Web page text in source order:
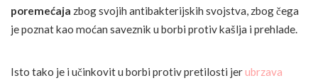
poremećaja zbog svojih antibakterijskih svojstva, zbog čega
je poznat kao moćan saveznik u borbi protiv kašlja i prehlade.
Isto tako je i učinkovit u borbi protiv pretilosti jerubrzava